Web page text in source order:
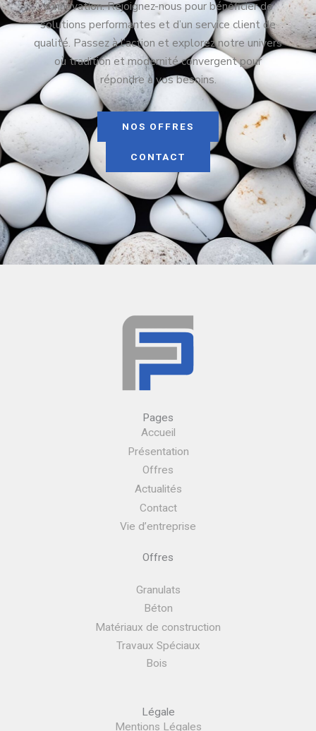
d’innovation. Rejoignez-nous pour bénéficier de
solutions performantes et d’un service client de
qualité. Passez à l’action et explorez notre univers
où tradition et modernité convergent pour
répondre à vos besoins.
NOS OFFRES
CONTACT
Pages
Accueil
Présentation
Offres
Actualités
Contact
Vie d’entreprise
Offres
Granulats
Béton
Matériaux de construction
Travaux Spéciaux
Bois
Légale
Mentions Légales